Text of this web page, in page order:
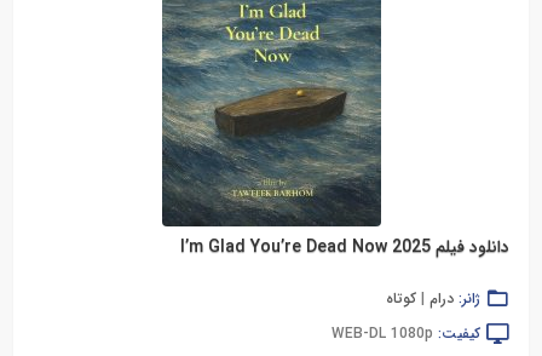
دانلود فیلم I’m Glad You’re Dead Now 2025
ژانر: درام | کوتاه
کیفیت: WEB-DL 1080p